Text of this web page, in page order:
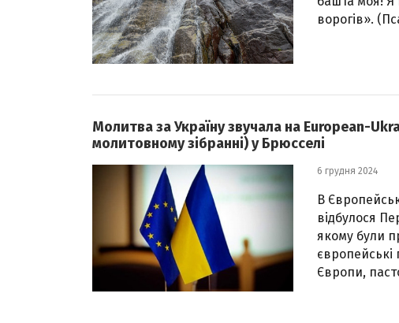
ворогів».
Молитва за Україну звучала на European-
молитовному зібранні) у Брюсселі
6 грудня 2024
В
відбулося
якому були
європейські
Європи,